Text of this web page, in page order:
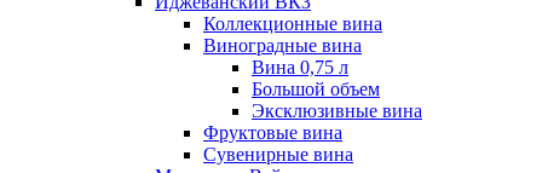
Коллекционные вина
Виноградные вина
Вина 0,75 л
Большой объем
Эксклюзивные вина
Фруктовые вина
Cувенирные вина